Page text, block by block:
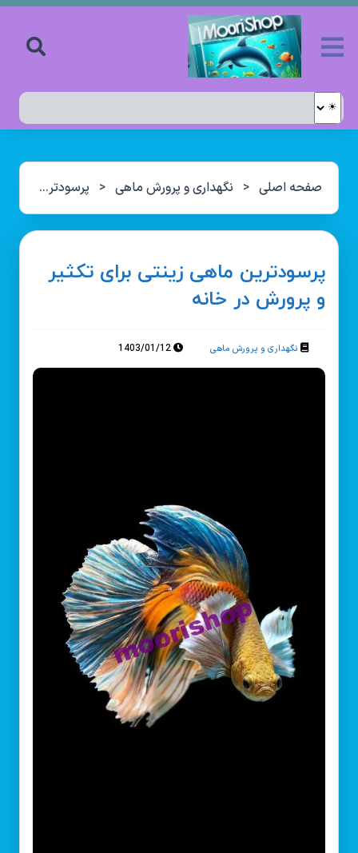
صفحه اصلی < نگهداری و پرورش ماهی < پرسودترین ماهی زینتی برای تکثیر و پرورش در خانه
پرسودترین ماهی زینتی برای تکثیر
و پرورش در خانه
نگهداری و پرورش ماهی 1403/01/12